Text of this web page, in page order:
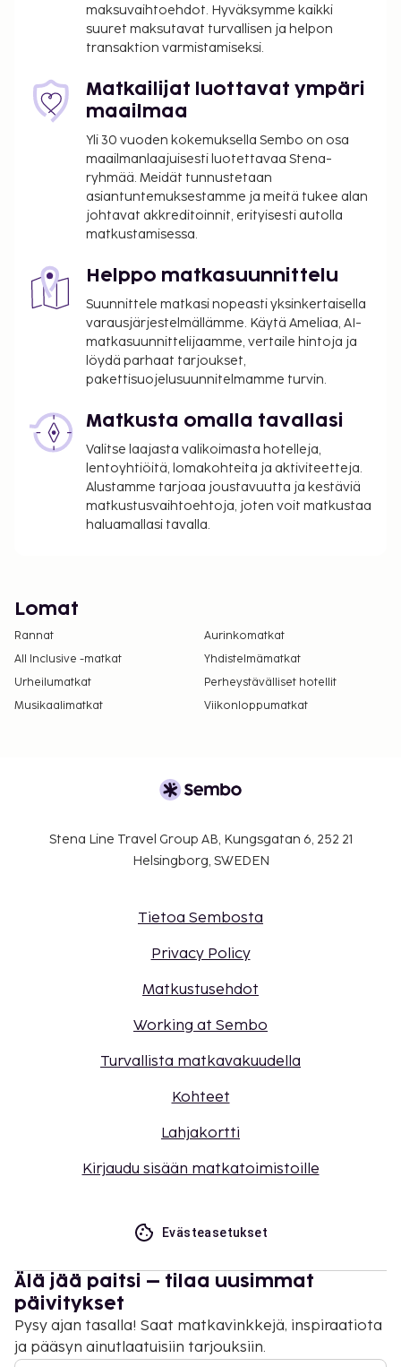
maksuvaihtoehdot. Hyväksymme kaikki
suuret maksutavat turvallisen ja helpon
transaktion varmistamiseksi.
Matkailijat luottavat ympäri
maailmaa
Yli 30 vuoden kokemuksella Sembo on osa
maailmanlaajuisesti luotettavaa Stena-
ryhmää. Meidät tunnustetaan
asiantuntemuksestamme ja meitä tukee alan
johtavat akkreditoinnit, erityisesti autolla
matkustamisessa.
Helppo matkasuunnittelu
Suunnittele matkasi nopeasti yksinkertaisella
varausjärjestelmällämme. Käytä Ameliaa, AI-
matkasuunnittelijaamme, vertaile hintoja ja
löydä parhaat tarjoukset,
pakettisuojelusuunnitelmamme turvin.
Matkusta omalla tavallasi
Valitse laajasta valikoimasta hotelleja,
lentoyhtiöitä, lomakohteita ja aktiviteetteja.
Alustamme tarjoaa joustavuutta ja kestäviä
matkustusvaihtoehtoja, joten voit matkustaa
haluamallasi tavalla.
Lomat
Rannat
Aurinkomatkat
All Inclusive -matkat
Yhdistelmämatkat
Urheilumatkat
Perheystävälliset hotellit
Musikaalimatkat
Viikonloppumatkat
Stena Line Travel Group AB, Kungsgatan 6, 252 21
Helsingborg, SWEDEN
Tietoa Sembosta
Privacy Policy
Matkustusehdot
Working at Sembo
Turvallista matkavakuudella
Kohteet
Lahjakortti
Kirjaudu sisään matkatoimistoille
Evästeasetukset
Älä jää paitsi – tilaa uusimmat
päivitykset
Pysy ajan tasalla! Saat matkavinkkejä, inspiraatiota
ja pääsyn ainutlaatuisiin tarjouksiin.